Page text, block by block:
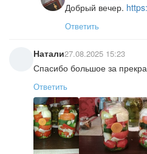
Добрый вечер.
Ответить
Натали27.08.2025 15:23
Спасибо большое за
Ответить